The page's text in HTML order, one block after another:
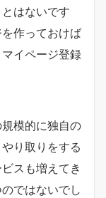
はないです
作っておけば
イページ登録
模的に独自の
り取りをする
スも増えてき
ではないでし